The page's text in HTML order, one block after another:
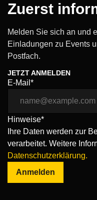
Zuerst
Melden Sie sich an und
Einladungen zu Events
Postfach.
JETZT ANMELDEN
E-Mail*
Hinweise*
Ihre Daten werden zur
verarbeitet. Weitere
Datenschutzerklärung.
Anmelden